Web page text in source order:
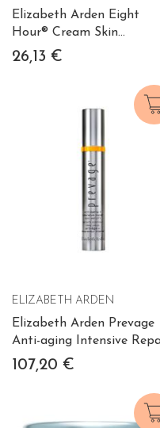
Elizabeth Arden Eight
Hour® Cream Skin
Protectant Fragrance Free
50ml
26,13 €
ELIZABETH ARDEN
Elizabeth Arden Prevage
Anti-aging Intensive Repair
Eye Serum
107,20 €